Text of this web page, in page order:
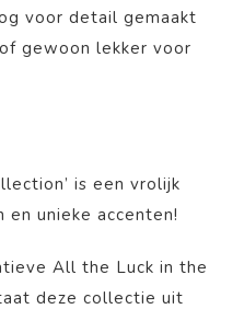
voor detail gemaakt
gewoon lekker voor
is een vrolijk
en unieke accenten!
All the Luck in the
deze collectie uit